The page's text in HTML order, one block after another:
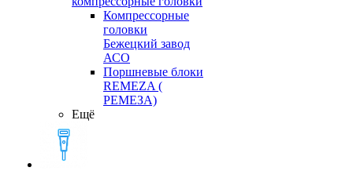
Компрессорные
головки
Бежецкий завод
АСО
Поршневые блоки
REMEZA (
РЕМЕЗА)
Ещё